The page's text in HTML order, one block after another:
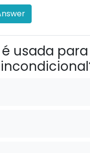
usada para